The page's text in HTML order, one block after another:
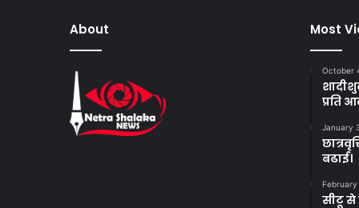
About Most
October
प्रति
January
बढाई।
सीटू से